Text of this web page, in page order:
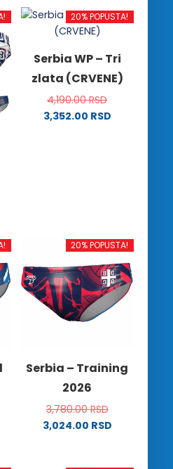
20% POPUSTA!
Serbia WP – Tri
zlata (CRVENE)
4,190.00RSD
3,352.00 RSD
biti
izabrane
na
stranici
proizvoda.
20% POPUSTA!
Serbia – Training
2026
3,780.00RSD
3,024.00 RSD